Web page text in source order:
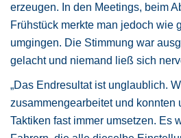
erzeugen. In den Meetings, beim
Frühstück merkte man jedoch wie
umgingen. Die Stimmung war
gelacht und niemand ließ sich
„Das Endresultat ist unglaublich.
zusammengearbeitet und konnten
Taktiken fast immer umsetzen. Es